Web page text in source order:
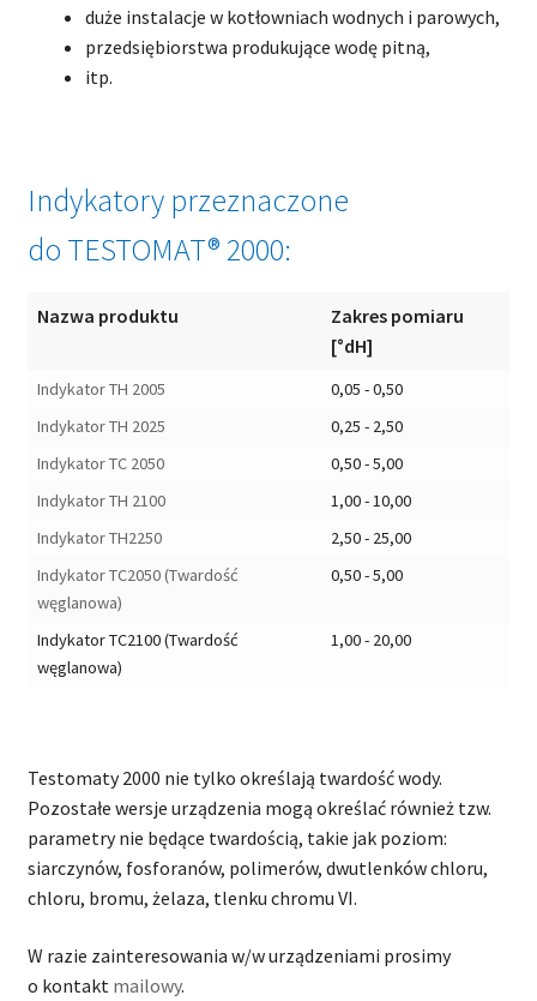
duże instalacje w kotłowniach wodnych i parowych,
przedsiębiorstwa produkujące wodę pitną,
itp.
Indykatory przeznaczone
do TESTOMAT® 2000:
Nazwa produktu
Zakres pomiaru
[°dH]
Indykator TH 2005
0,05 - 0,50
Indykator TH 2025
0,25 - 2,50
Indykator TC 2050
0,50 - 5,00
Indykator TH 2100
1,00 - 10,00
Indykator TH2250
2,50 - 25,00
Indykator TC2050 (Twardość
węglanowa)
0,50 - 5,00
Indykator TC2100 (Twardość
węglanowa)
1,00 - 20,00
Testomaty 2000 nie tylko określają twardość wody.
Pozostałe wersje urządzenia mogą określać również tzw.
parametry nie będące twardością, takie jak poziom:
siarczynów, fosforanów, polimerów, dwutlenków chloru,
chloru, bromu, żelaza, tlenku chromu VI.
W razie zainteresowania w/w urządzeniami prosimy
o kontakt mailowy.